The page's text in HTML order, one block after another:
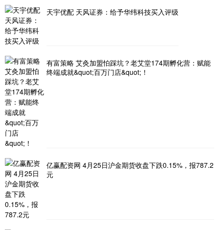
天宇优配 天风证券：给予华纬科技买入评级
有富策略 艾灸加盟怕踩坑？老艾堂174期孵化营：赋能
终端成就&quot;百万门店&quot;！
亿赢配资网 4月25日沪金期货收盘下跌0.15%，报787.2
元